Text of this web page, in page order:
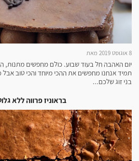
8 אוגוסט 2019 מאת
יום האהבה חל בעוד שבוע. כולם מחפשים מתנות,
תמיד אנחנו מחפשים את ההכי מיוחד והכי טוב
בני זוג שלכם...
בראוניז פרווה ללא